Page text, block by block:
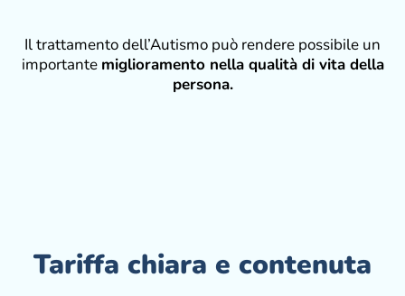
Il trattamento dell’Autismo può rendere possibile un
importante miglioramento nella qualità di vita della
persona.
Tariffa chiara e contenuta